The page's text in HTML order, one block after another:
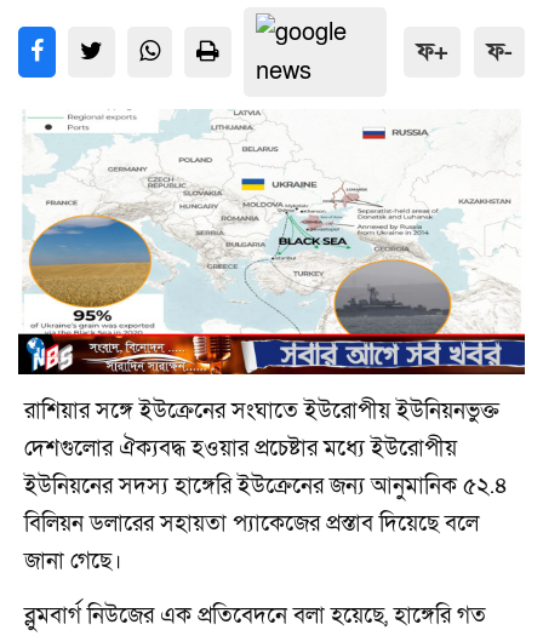
ফ+ ফ-
রাশিয়ার সঙ্গে ইউক্রেনের সংঘাতে ইউরোপীয় ইউনিয়নভুক্ত
দেশগুলোর ঐক্যবদ্ধ হওয়ার প্রচেষ্টার মধ্যে ইউরোপীয়
ইউনিয়নের সদস্য হাঙ্গেরি ইউক্রেনের জন্য আনুমানিক ৫২.৪
বিলিয়ন ডলারের সহায়তা প্যাকেজের প্রস্তাব দিয়েছে বলে
জানা গেছে।
ব্লুমবার্গ নিউজের এক প্রতিবেদনে বলা হয়েছে, হাঙ্গেরি গত